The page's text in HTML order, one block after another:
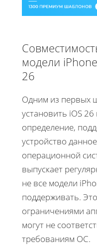
модели
26
Одним из первых
установить iOS
определение,
устройство
операционной
выпускает
не все модели
поддерживать.
ограничениями
могут не
требованиям ОС.